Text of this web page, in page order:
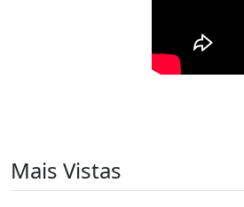
Mais Vistas